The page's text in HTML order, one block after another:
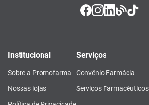
Institucional
Sobre a Promofarma
Nossas lojas
Serviços
Convênio Farmácia
Serviços Farmacêuticos